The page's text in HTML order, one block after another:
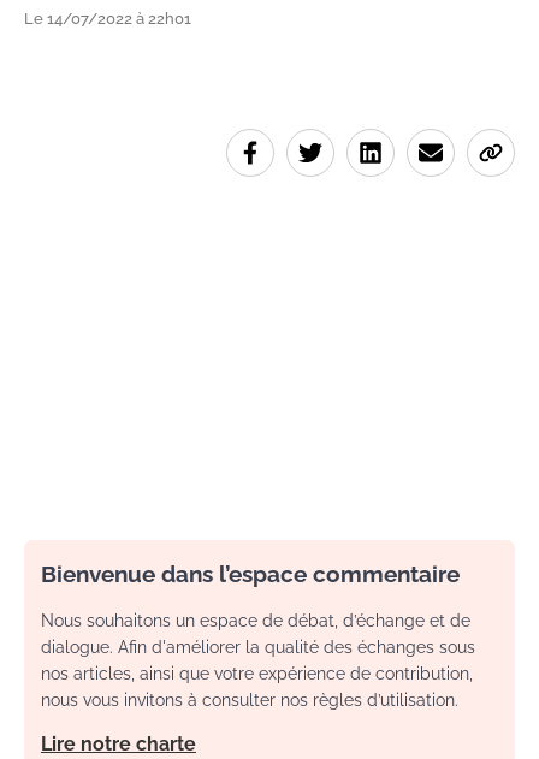
Le 14/07/2022 à 22h01
Bienvenue dans l’espace commentaire
Nous souhaitons un espace de débat, d’échange et de
dialogue. Afin d'améliorer la qualité des échanges sous
nos articles, ainsi que votre expérience de contribution,
nous vous invitons à consulter nos règles d’utilisation.
Lire notre charte